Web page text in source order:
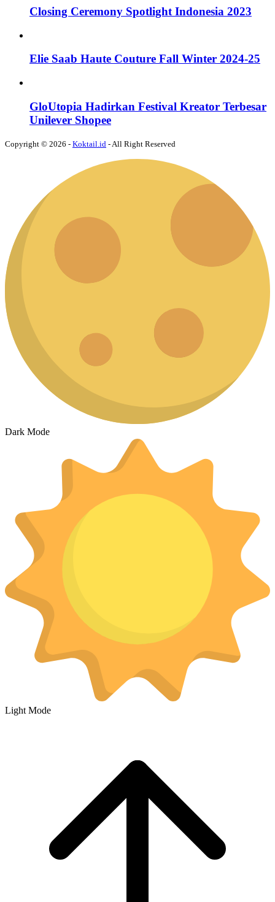
Closing Ceremony Spotlight Indonesia 2023
Elie Saab Haute Couture Fall Winter 2024-25
GloUtopia Hadirkan Festival Kreator Terbesar
Unilever Shopee
Copyright © 2026 - Koktail.id - All Right Reserved
Dark Mode
Light Mode